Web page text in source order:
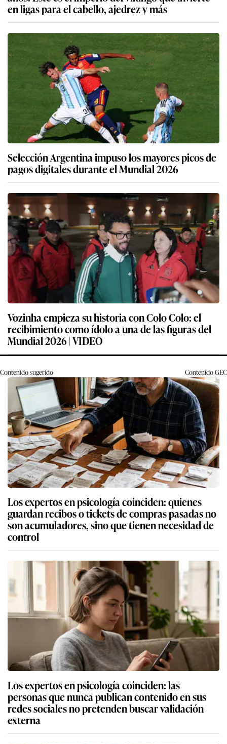
en ligas para el cabello, ajedrez y más
Selección Argentina impuso los mayores picos de
pagos digitales durante el Mundial 2026
Vozinha empieza su historia con Colo Colo: el
recibimiento como ídolo a una de las figuras del
Mundial 2026 | VIDEO
Contenido sugerido ContenidoGEC
Los expertos en psicología coinciden: quienes
guardan recibos o tickets de compras pasadas no
son acumuladores, sino que tienen necesidad de
control
Los expertos en psicología coinciden: las
personas que nunca publican contenido en sus
redes sociales no pretenden buscar validación
externa